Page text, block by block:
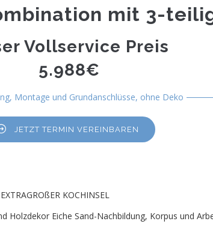
mit 3-
Vollservice Preis
5.988€
Montage und Grundanschlüsse, ohne Deko
JETZT TERMIN VEREINBAREN
KOCHINSEL
Eiche Sand-Nachbildung, Korpus und